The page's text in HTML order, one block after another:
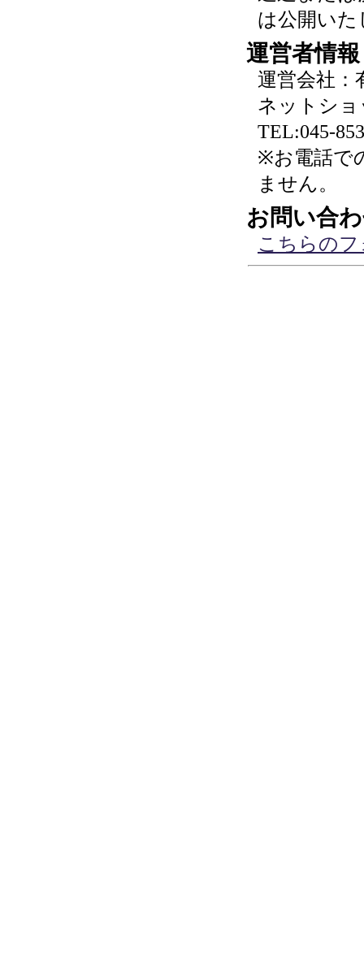
は公開い
運営者情報
運営会社：
ネットショ
TEL:045-
※お電話で
ません。
お問い合
こちらの